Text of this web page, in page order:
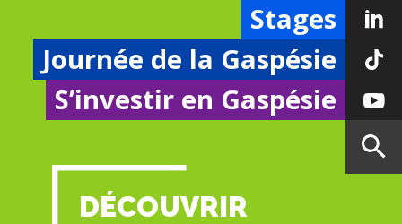
Stages
Journée de la Gaspésie
S’investir en Gaspésie
DÉCOUVRIR